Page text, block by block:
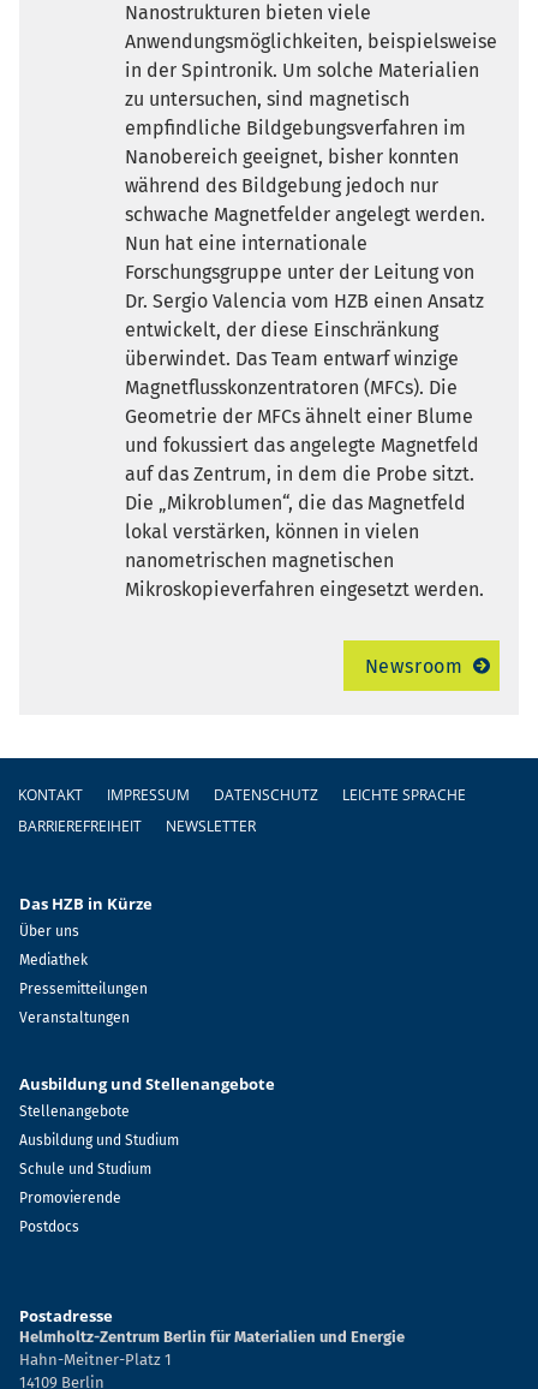
Nanostrukturen bieten viele
Anwendungsmöglichkeiten, beispielsweise
in der Spintronik. Um solche Materialien
zu untersuchen, sind magnetisch
empfindliche Bildgebungsverfahren im
Nanobereich geeignet, bisher konnten
während des Bildgebung jedoch nur
schwache Magnetfelder angelegt werden.
Nun hat eine internationale
Forschungsgruppe unter der Leitung von
Dr. Sergio Valencia vom HZB einen Ansatz
entwickelt, der diese Einschränkung
überwindet. Das Team entwarf winzige
Magnetflusskonzentratoren (MFCs). Die
Geometrie der MFCs ähnelt einer Blume
und fokussiert das angelegte Magnetfeld
auf das Zentrum, in dem die Probe sitzt.
Die „Mikroblumen“, die das Magnetfeld
lokal verstärken, können in vielen
nanometrischen magnetischen
Mikroskopieverfahren eingesetzt werden.
Newsroom
Fußzeile
KONTAKT IMPRESSUM DATENSCHUTZ
LEICHTE SPRACHE
BARRIEREFREIHEIT
NEWSLETTER
Das HZB in Kürze
Über uns
Mediathek
Pressemitteilungen
Veranstaltungen
Ausbildung und Stellenangebote
Stellenangebote
Ausbildung und Studium
Schule und Studium
Promovierende
Postdocs
Postadresse
Helmholtz-Zentrum Berlin für Materialien und Energie
Hahn-Meitner-Platz 1
14109 Berlin